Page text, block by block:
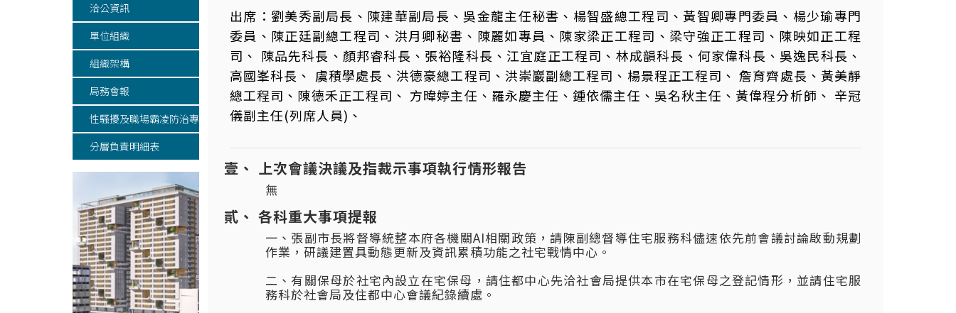
洽公資訊
單位組織
組織架構
局務會報
性騷擾及職場霸凌防治專區
分層負責明細表
出席： 劉美秀副局長、陳建華副局長、吳金龍主任秘書、楊智盛總工程司、黃智卿專門委員、楊少瑜專門
委員、陳正廷副總工程司、洪月卿秘書、陳麗如專員、陳家梁正工程司、梁守強正工程司、陳映如正工程
司、 陳品先科長、顏邦睿科長、張裕隆科長、江宜庭正工程司、林成韻科長、何家偉科長、吳逸民科長、
高國峯科長、 虞積學處長、洪德豪總工程司、洪崇巖副總工程司、楊景程正工程司、 詹育齊處長、黃美靜
總工程司、陳德禾正工程司、 方暐婷主任、羅永慶主任、鍾依儒主任、吳名秋主任、黃偉程分析師、 辛冠
儀副主任(列席人員)、
上次會議決議及指裁示事項執行情形報告
無
各科重大事項提報
一、張副市長將督導統整本府各機關AI相關政策，請陳副總督導住宅服務科儘速依先前會議討論啟動規劃
作業，研議建置具動態更新及資訊累積功能之社宅戰情中心。
二、有關保母於社宅內設立在宅保母，請住都中心先洽社會局提供本市在宅保母之登記情形，並請住宅服
務科於社會局及住都中心會議紀錄續處。